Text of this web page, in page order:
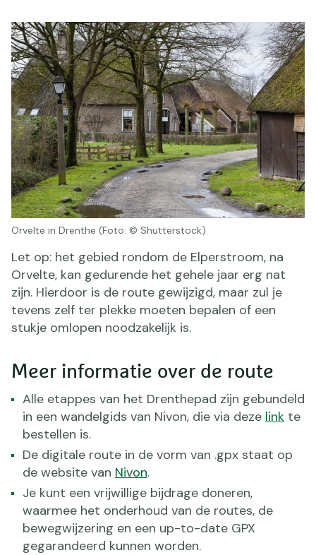
Let op: het gebied rondom de Elperstroom, na
Orvelte, kan gedurende het gehele jaar erg nat
zijn. Hierdoor is de route gewijzigd, maar zul je
tevens zelf ter plekke moeten bepalen of een
stukje omlopen noodzakelijk is.
Orvelte in Drenthe (Foto: © Shutterstock)
Meer informatie over de route
Alle etappes van het Drenthepad zijn gebundeld
in een wandelgids van Nivon, die via deze link te
bestellen is.
De digitale route in de vorm van .gpx staat op
de website van Nivon.
Je kunt een vrijwillige bijdrage doneren,
waarmee het onderhoud van de routes, de
bewegwijzering en een up-to-date GPX
gegarandeerd kunnen worden.